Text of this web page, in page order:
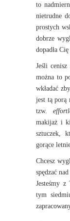
to
nietrudne
prostych
dobrze
dopadła
Jeśli cenisz
można to
wkładać
jest tą porą
tzw.
makijaż i
sztuczek,
gorące
Chcesz
spędzać
Jesteśmy
tym